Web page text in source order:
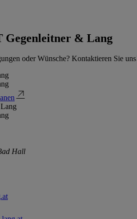
Gegenleitner & Lang
oder Wünsche? Kontaktieren Sie
Hall